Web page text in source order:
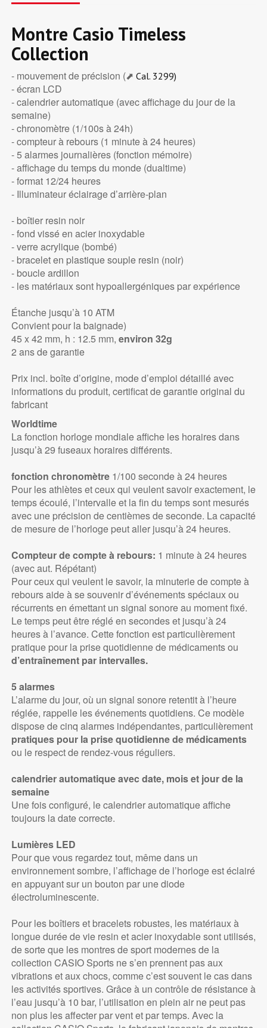
Montre Casio Timeless
Collection
- mouvement de précision (⬈ Cal. 3299)
- écran LCD
- calendrier automatique (avec affichage du jour de la
semaine)
- chronomètre (1/100s à 24h)
- compteur à rebours (1 minute à 24 heures)
- 5 alarmes journalières (fonction mémoire)
- affichage du temps du monde (dualtime)
- format 12/24 heures
- Illuminateur éclairage d’arrière-plan
- boîtier resin noir
- fond vissé en acier inoxydable
- verre acrylique (bombé)
- bracelet en plastique souple resin (noir)
- boucle ardillon
- les matériaux sont hypoallergéniques par expérience
Étanche jusqu’à 10 ATM
Convient pour la baignade)
45 x 42 mm, h : 12.5 mm, environ 32g
2 ans de garantie
Prix incl. boîte d’origine, mode d’emploi détaillé avec
informations du produit, certificat de garantie original du
fabricant
Worldtime
La fonction horloge mondiale affiche les horaires dans
jusqu’à 29 fuseaux horaires différents.
fonction chronomètre1/100 seconde à 24 heures
Pour les athlètes et ceux qui veulent savoir exactement, le
temps écoulé, l’intervalle et la fin du temps sont mesurés
avec une précision de centièmes de seconde. La capacité
de mesure de l’horloge peut aller jusqu’à 24 heures.
Compteur de compte à rebours: 1 minute à 24 heures
(avec aut. Répétant)
Pour ceux qui veulent le savoir, la minuterie de compte à
rebours aide à se souvenir d’événements spéciaux ou
récurrents en émettant un signal sonore au moment fixé.
Le temps peut être réglé en secondes et jusqu’à 24
heures à l’avance. Cette fonction est particulièrement
pratique pour la prise quotidienne de médicaments ou
d’entraînement par intervalles.
5 alarmes
L’alarme du jour, où un signal sonore retentit à l’heure
réglée, rappelle les événements quotidiens. Ce modèle
dispose de cinq alarmes indépendantes, particulièrement
pratiques pour la prise quotidienne de médicaments
ou le respect de rendez-vous réguliers.
calendrier automatique avec date, mois et jour de la
semaine
Une fois configuré, le calendrier automatique affiche
toujours la date correcte.
Lumières LED
Pour que vous regardez tout, même dans un
environnement sombre, l’affichage de l’horloge est éclairé
en appuyant sur un bouton par une diode
électroluminescente.
Pour les boîtiers et bracelets robustes, les matériaux à
longue durée de vie resin et acier inoxydable sont utilisés,
de sorte que les montres de sport modernes de la
collection CASIO Sports ne s’en prennent pas aux
vibrations et aux chocs, comme c’est souvent le cas dans
les activités sportives. Grâce à un contrôle de résistance à
l’eau jusqu’à 10 bar, l’utilisation en plein air ne peut pas
non plus les affecter par vent et par temps. Avec la